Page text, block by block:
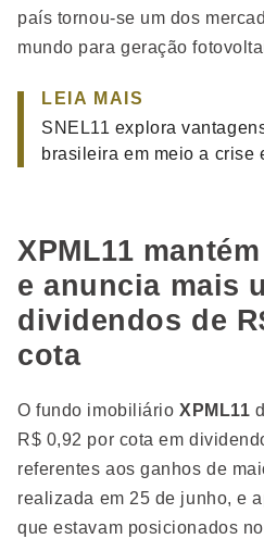
país tornou-se um dos
mundo para geração
LEIA MAIS
SNEL11 explora
brasileira em meio a crise
XPML11
e anuncia mais
dividendos de
cota
O fundo imobiliárioXPML11
R$ 0,92 por cota em
referentes aos ganhos de
realizada em 25 de junho, e
que estavam posicionados